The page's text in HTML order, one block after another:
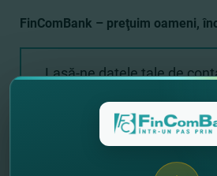
FinComBank – preţuim oameni,
Lasă-ne datele tale de
+373